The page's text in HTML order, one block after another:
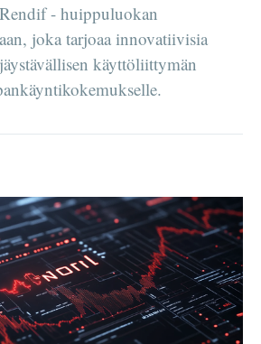
- huippuluokan
joka tarjoaa innovatiivisia
käyttöliittymän